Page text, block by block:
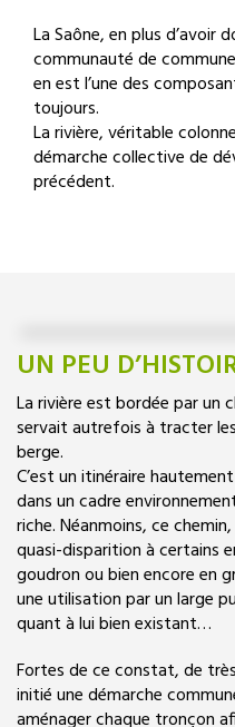
La Saône, en plus d’avoir
communauté de
en est l’une des
toujours.
La rivière, véritable
démarche collective de
précédent.
UN PEU
La rivière est bordée par un
servait autrefois à tracter
berge.
C’est un itinéraire
dans un cadre
riche. Néanmoins, ce
quasi-disparition à certains
goudron ou bien encore en
une utilisation par un large
quant à lui bien existant…
Fortes de ce constat, de
initié une démarche
aménager chaque tronçon